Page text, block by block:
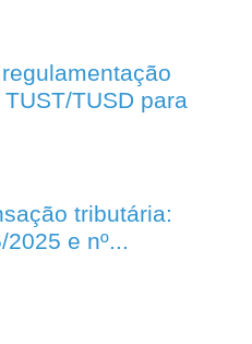
TUSD para
tributária:
2025 e nº...